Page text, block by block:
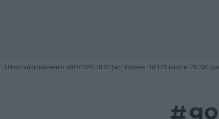
Ultimo aggiornamento: 6/08/2026 20:12 | ieri: Ingressi: 19.161 pagine: 28.230